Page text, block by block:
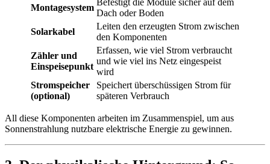
Montagesystem
Befestigt die Module sicher auf dem
Dach oder Boden
Solarkabel
Leiten den erzeugten Strom zwischen
den Komponenten
Zähler und
Einspeisepunkt
Erfassen, wie viel Strom verbraucht
und wie viel ins Netz eingespeist
wird
Stromspeicher
(optional)
Speichert überschüssigen Strom für
späteren Verbrauch
All diese Komponenten arbeiten im Zusammenspiel, um aus
Sonnenstrahlung nutzbare elektrische Energie zu gewinnen.